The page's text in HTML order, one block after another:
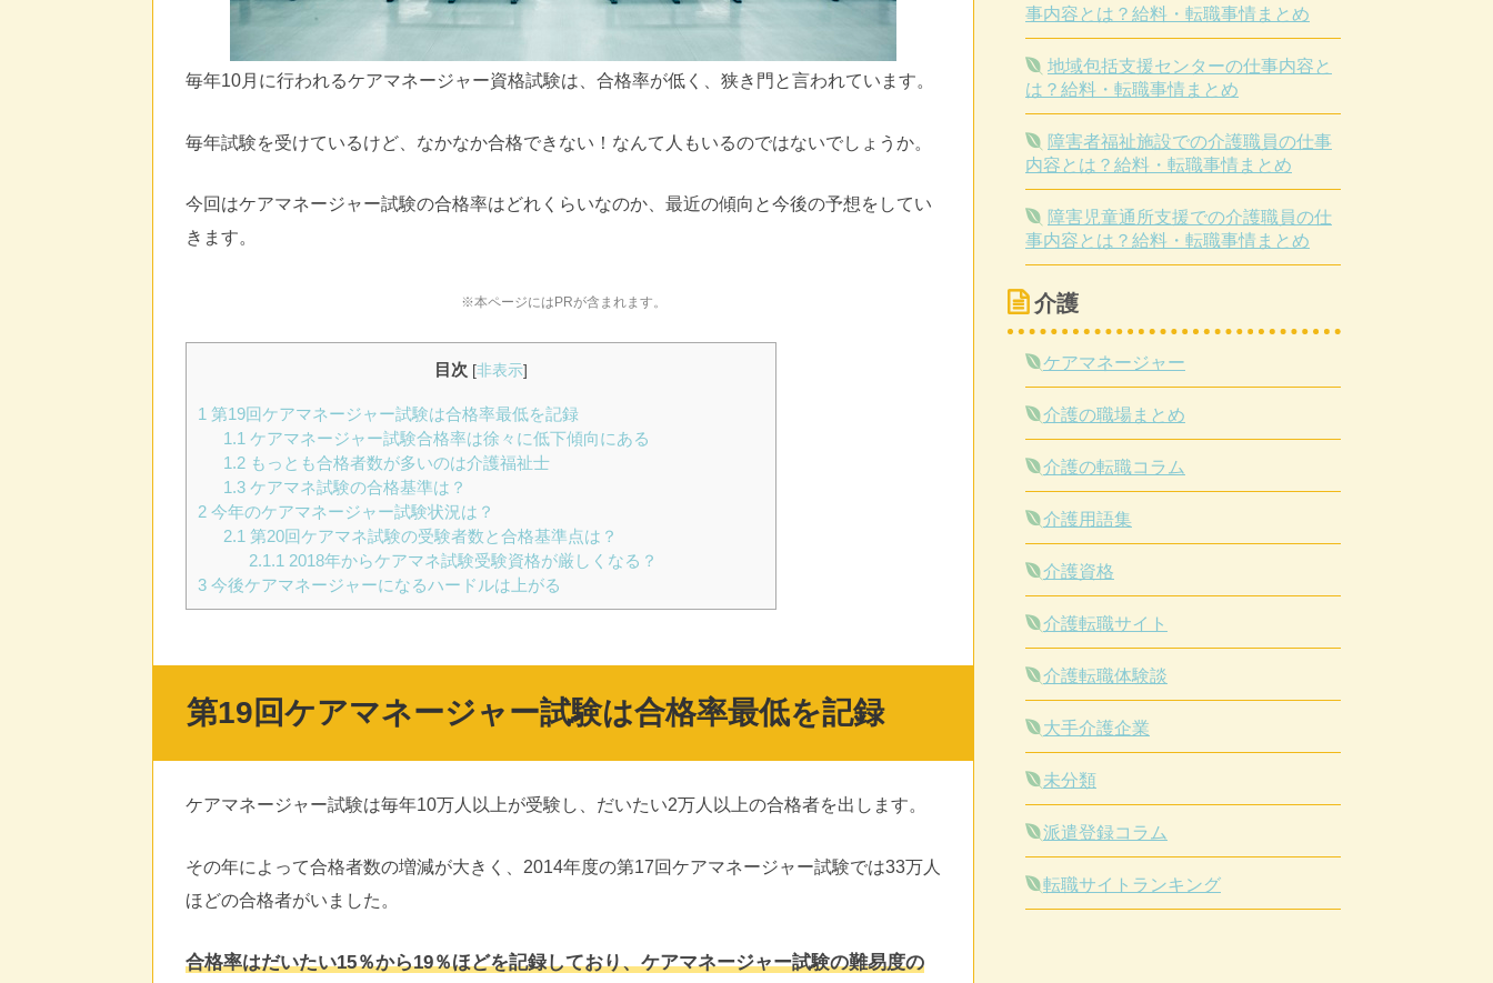
毎年10月に行われるケアマネージャー資格試験は、合格率が低く、狭き門と言われています。
毎年試験を受けているけど、なかなか合格できない！なんて人もいるのではないでしょうか。
今回はケアマネージャー試験の合格率はどれくらいなのか、最近の傾向と今後の予想をしてい
きます。
※本ページにはPRが含まれます。
目次 [非表示]
1 第19回ケアマネージャー試験は合格率最低を記録
1.1 ケアマネージャー試験合格率は徐々に低下傾向にある
1.2もっとも合格者数が多いのは介護福祉士
1.3ケアマネ試験の合格基準は？
2 今年のケアマネージャー試験状況は？
2.1 第20回ケアマネ試験の受験者数と合格基準点は？
2.1.1 2018年からケアマネ試験受験資格が厳しくなる？
3 今後ケアマネージャーになるハードルは上がる
第19回ケアマネージャー試験は合格率最低を記録
ケアマネージャー試験は毎年10万人以上が受験し、だいたい2万人以上の合格者を出します。
その年によって合格者数の増減が大きく、2014年度の第17回ケアマネージャー試験では33万人
ほどの合格者がいました。
合格率はだいたい15％から19％ほどを記録しており、ケアマネージャー試験の難易度の
事内容とは？給料・転職事情まとめ
地域包括支援センターの仕事内容と
は？給料・転職事情まとめ
障害者福祉施設での介護職員の仕事
内容とは？給料・転職事情まとめ
障害児童通所支援での介護職員の仕
事内容とは？給料・転職事情まとめ
介護
ケアマネージャー
介護の職場まとめ
介護の転職コラム
介護用語集
介護資格
介護転職サイト
介護転職体験談
大手介護企業
未分類
派遣登録コラム
転職サイトランキング